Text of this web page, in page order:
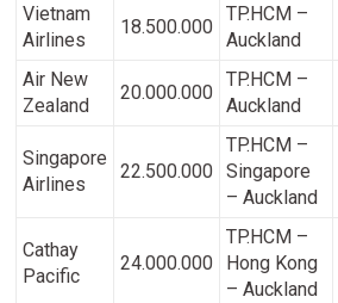
Vietnam
Airlines
18.500.000
TP.HCM –
Auckland
Air New
Zealand
20.000.000
TP.HCM –
Auckland
Singapore
Airlines
22.500.000
TP.HCM –
Singapore
– Auckland
Cathay
Pacific
24.000.000
TP.HCM –
Hong Kong
– Auckland